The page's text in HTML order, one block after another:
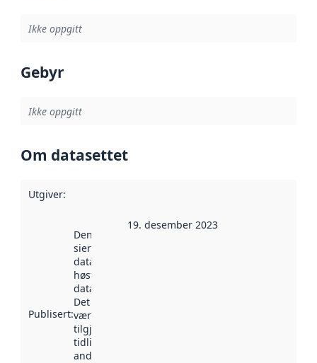
Ikke oppgitt
Gebyr
Ikke oppgitt
Om datasettet
Utgiver:
Publisert:
Denne datoen
sier når
datasettet ble
høstet av
data.norge.no.
Det kan ha
vært
tilgjengelig
tidligere
andre steder.
19. desember 2023